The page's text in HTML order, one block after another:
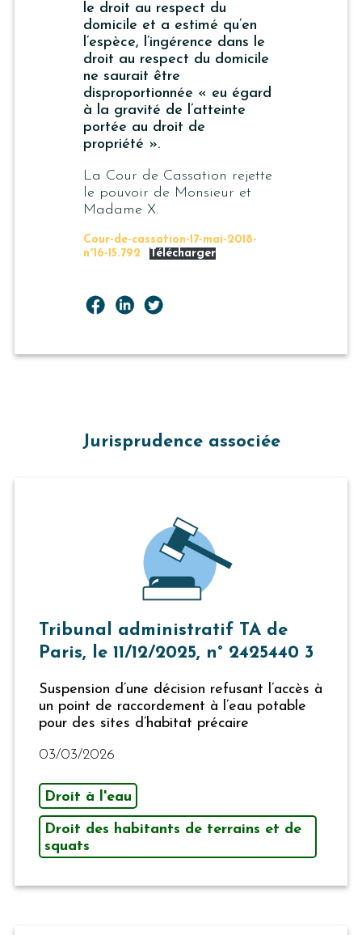
le droit au respect du
domicile et a estimé qu’en
l’espèce, l’ingérence dans le
droit au respect du domicile
ne saurait être
disproportionnée « eu égard
à la gravité de l’atteinte
portée au droit de
propriété ».
La Cour de Cassation rejette
le pouvoir de Monsieur et
Madame X.
Cour-de-cassation-17-mai-2018-
n°16-15.792
Télécharger
Jurisprudence associée
Tribunal administratif TA de
Paris, le 11/12/2025, n° 2425440 3
Suspension d’une décision refusant l’accès à
un point de raccordement à l’eau potable
pour des sites d’habitat précaire
03/03/2026
Droit à l'eau
Droit des habitants de terrains et de
squats